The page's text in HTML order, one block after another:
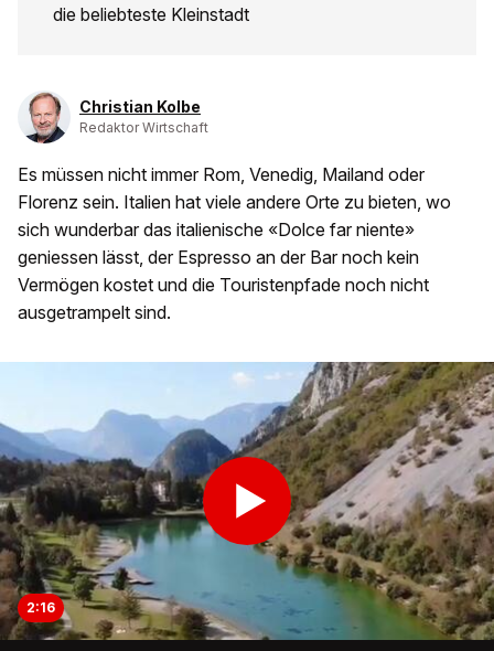
die beliebteste Kleinstadt
Christian Kolbe
Redaktor Wirtschaft
Es müssen nicht immer Rom, Venedig, Mailand oder
Florenz sein. Italien hat viele andere Orte zu bieten, wo
sich wunderbar das italienische «Dolce far niente»
geniessen lässt, der Espresso an der Bar noch kein
Vermögen kostet und die Touristenpfade noch nicht
ausgetrampelt sind.
2:16